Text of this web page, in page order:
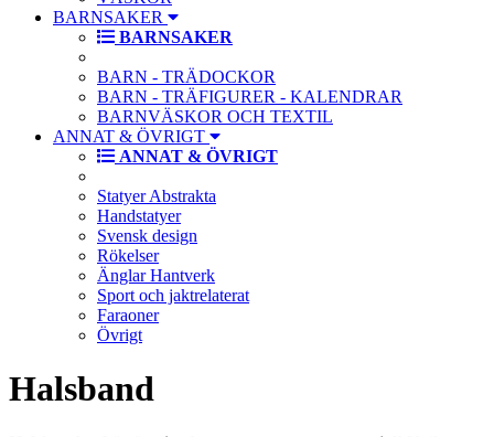
BARNSAKER
BARNSAKER
BARN - TRÄDOCKOR
BARN - TRÄFIGURER - KALENDRAR
BARNVÄSKOR OCH TEXTIL
ANNAT & ÖVRIGT
ANNAT & ÖVRIGT
Statyer Abstrakta
Handstatyer
Svensk design
Rökelser
Änglar Hantverk
Sport och jaktrelaterat
Faraoner
Övrigt
Halsband